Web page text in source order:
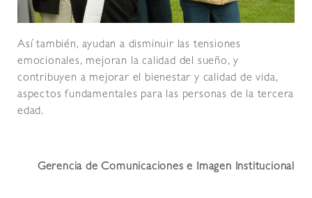
Así también, ayudan a disminuir las tensiones
emocionales, mejoran la calidad del sueño, y
contribuyen a mejorar el bienestar y calidad de vida,
aspectos fundamentales para las personas de la tercera
edad.
Gerencia de Comunicaciones e Imagen Institucional